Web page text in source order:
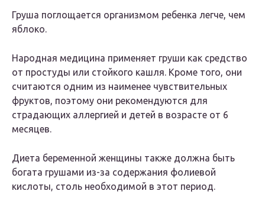
Груша поглощается организмом ребенка легче, чем
яблоко.
Народная медицина применяет груши как средство
от простуды или стойкого кашля. Кроме того, они
считаются одним из наименее чувствительных
фруктов, поэтому они рекомендуются для
страдающих аллергией и детей в возрасте от 6
месяцев.
Диета беременной женщины также должна быть
богата грушами из-за содержания фолиевой
кислоты, столь необходимой в этот период.